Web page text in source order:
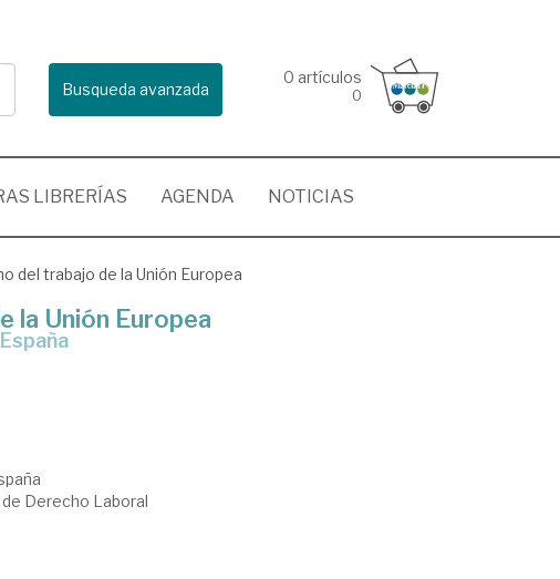
Busqueda avanzada
0 artículos
0
LIBRERÍAS AGENDA NOTICIAS
del trabajo de la Unión Europea
la Unión Europea
Derecho Laboral